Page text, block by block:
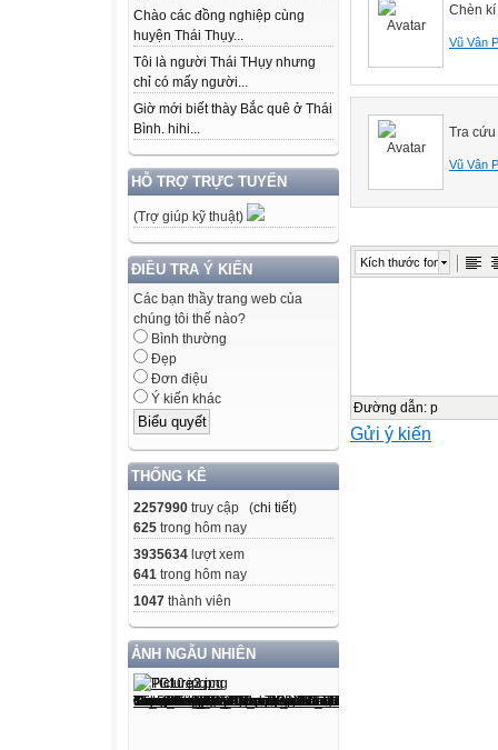
Chào các đồng nghiệp cùng
huyện Thái Thụy...
Tôi là người Thái THụy nhưng
chỉ có mấy người...
Giờ mới biết thày Bắc quê ở Thái
Bình. hihi...
HỖ TRỢ TRỰC TUYẾN
(Trợ giúp kỹ thuật)
ĐIỀU TRA Ý KIẾN
Các bạn thầy trang web của
chúng tôi thế nào?
Bình thường
Đẹp
Đơn điệu
Ý kiến khác
THỐNG KÊ
2257990 truy cập (chi tiết)
625 trong hôm nay
3935634 lượt xem
641 trong hôm nay
1047 thành viên
ẢNH NGẪU NHIÊN
4 – 6 = ?
Kiểm tra bài cũ
CÂU 1: VÏ tia sè
Số nguyên
Phép trừ (4 - 6)
- Vì sao ta cần
1. Các ví dụ:
( đọc là 0 độ C )
Nhiệt độ dưới
Chèn
Vũ Vân
Tra
Vũ Vân
Kích thước font
Đường dẫn: p
Gửi ý kiến